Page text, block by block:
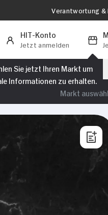
Verantwortung
HIT-Konto
Jetzt anmelden
Sie jetzt Ihren Markt um
Informationen zu erhalten.
Markt